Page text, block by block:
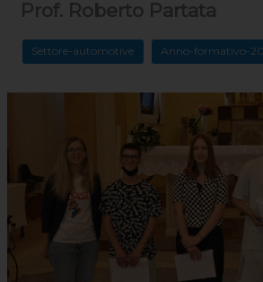
Prof. Roberto Partata
Settore-automotive Anno-formativo-